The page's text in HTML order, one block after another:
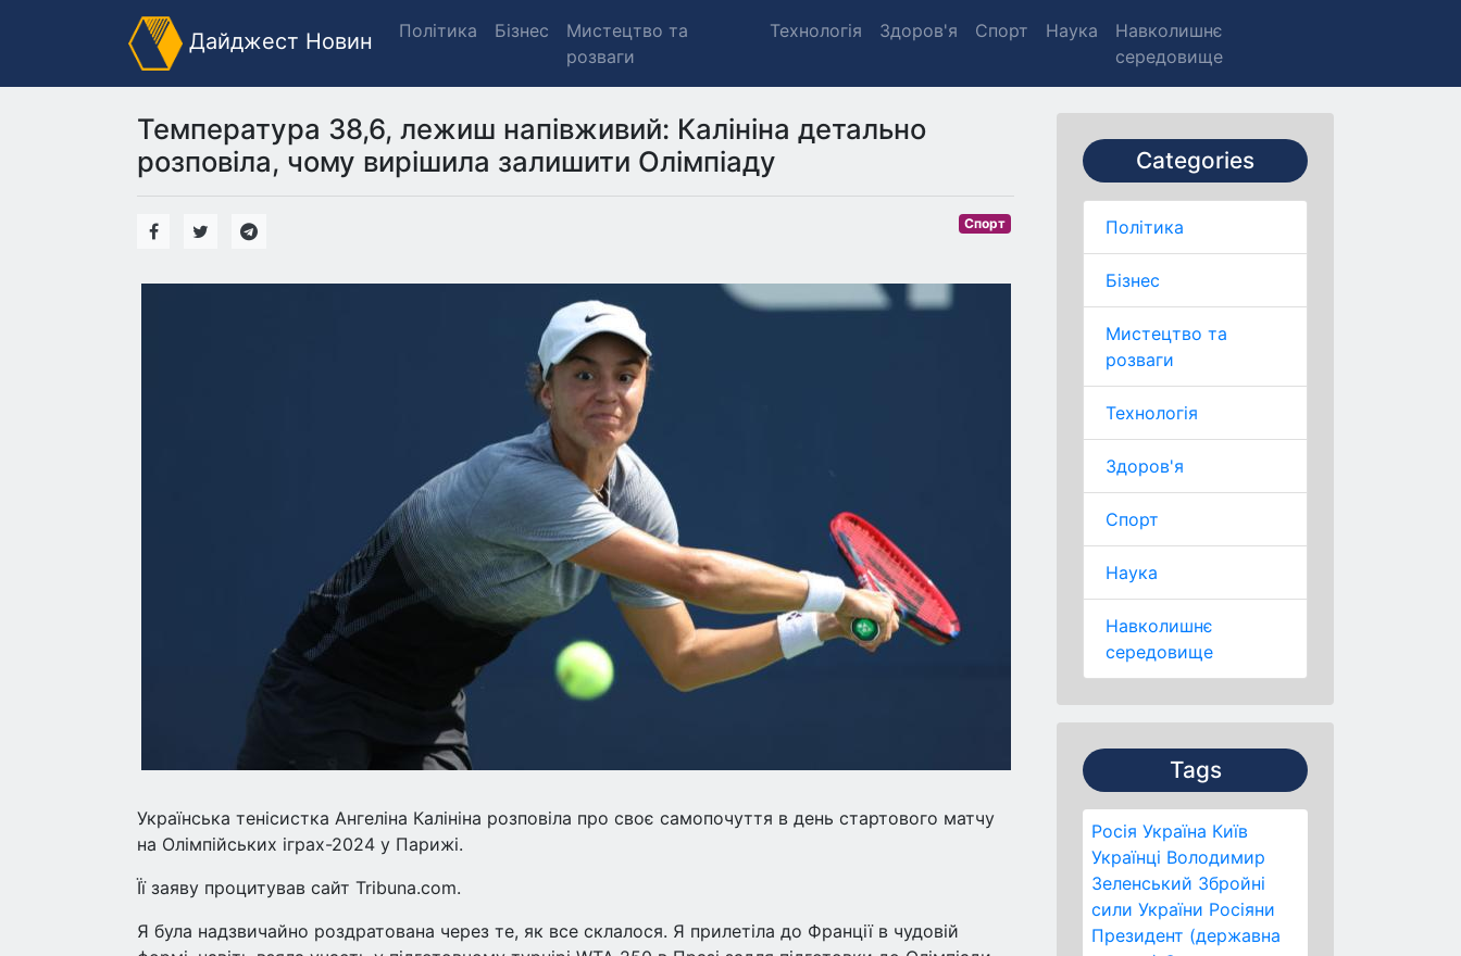
Дайджест Новин Політика Бізнес
Мистецтво та
розваги
Технологія Здоров'я Спорт Наука
Навколишнє
середовище
Categories
Політика
Бізнес
Мистецтво та
розваги
Технологія
Здоров'я
Спорт
Наука
Навколишнє
середовище
Tags
Росія Україна Київ
Українці Володимир
Зеленський Збройні
сили України Росіяни
Президент (державна
Температура 38,6, лежиш напівживий: Калініна детально
розповіла, чому вирішила залишити Олімпіаду
Спорт
Українська тенісистка Ангеліна Калініна розповіла про своє самопочуття в день стартового матчу
на Олімпійських іграх-2024 у Парижі.
Її заяву процитував сайт Tribuna.com.
Я була надзвичайно роздратована через те, як все склалося. Я прилетіла до Франції в чудовій